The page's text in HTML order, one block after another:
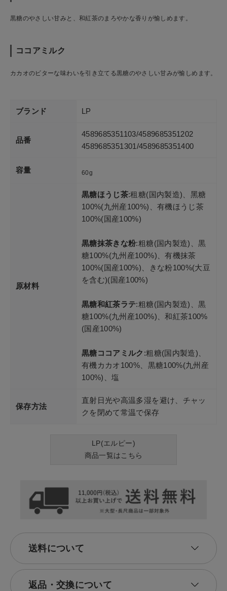
黒糖のやさしい甘みと、和紅茶のまろやかな香りが愉しめます。
ココアミルク
カカオのビターな味わいを引き立てる黒糖のやさしい甘みが愉しめます。
ブランド LP
品番
4589685351103/4589685351202
4589685351301/4589685351400
容量 60g
原材料
黒糖ほうじ茶:租糖(国内製造)、黑糖
100%(九州産100%)、有機ほうじ茶
100%(国産100%)
黒糖抹茶きな粉:粗糖(国内製造)、黒
糖100%(九州産100%)、有機抹茶
100%(国産100%)、きな粉100%(大豆
を含む)(国産100%)
黒糖和紅茶ラテ:粗糖(国内製造)、黒
糖100%(九州産100%)、和紅茶100%
(国産100%)
黒糖ココアミルク :粗糖(国内製造)、
有機カカオ100%、黒糖100%(九州産
100%)、塩
保存方法
直射日光や高温多湿を避け、チャッ
クを閉めて常温で保存
LP(エルピー)
商品一覧はこちら
送料について
返品・交換について